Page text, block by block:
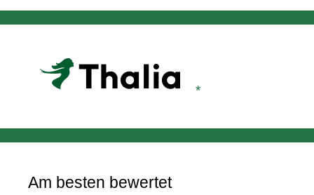
Am besten bewertet